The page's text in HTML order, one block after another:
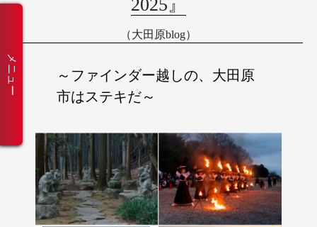
メニュー
2025』
（大田原blog）
～ファインダー越しの、大田原
市はステキだ～